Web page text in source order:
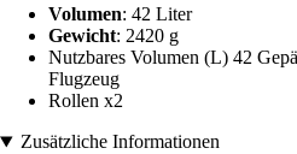
Volumen: 42 Liter
Gewicht: 2420 g
Nutzbares Volumen (L) 42
Flugzeug
Rollen x2
Zusätzliche Informationen